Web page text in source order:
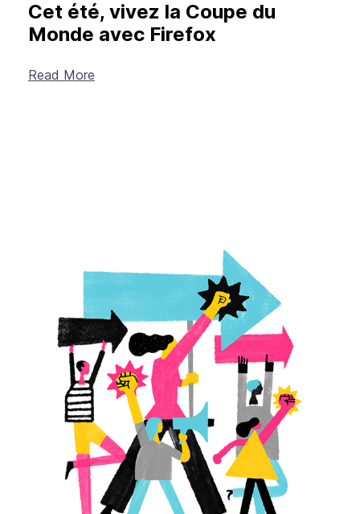
Cet été, vivez la Coupe du
Monde avec Firefox
Read More